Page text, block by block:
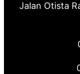
Jalan Otista